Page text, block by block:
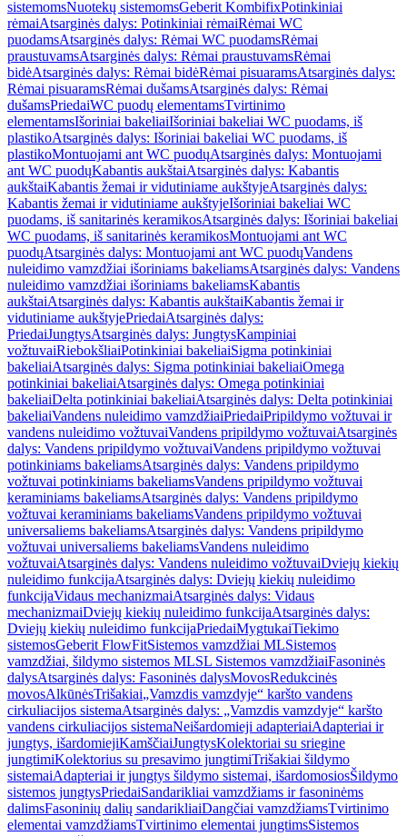
sistemomsNuotekų sistemomsGeberit KombifixPotinkiniai
rėmaiAtsarginės dalys: Potinkiniai rėmaiRėmai WC
puodamsAtsarginės dalys: Rėmai WC puodamsRėmai
praustuvamsAtsarginės dalys: Rėmai praustuvamsRėmai
bidėAtsarginės dalys: Rėmai bidėRėmai pisuaramsAtsarginės dalys:
Rėmai pisuaramsRėmai dušamsAtsarginės dalys: Rėmai
dušamsPriedaiWC puodų elementamsTvirtinimo
elementamsIšoriniai bakeliaiIšoriniai bakeliai WC puodams, iš
plastikoAtsarginės dalys: Išoriniai bakeliai WC puodams, iš
plastikoMontuojami ant WC puodųAtsarginės dalys: Montuojami
ant WC puodųKabantis aukštaiAtsarginės dalys: Kabantis
aukštaiKabantis žemai ir vidutiniame aukštyjeAtsarginės dalys:
Kabantis žemai ir vidutiniame aukštyjeIšoriniai bakeliai WC
puodams, iš sanitarinės keramikosAtsarginės dalys: Išoriniai bakeliai
WC puodams, iš sanitarinės keramikosMontuojami ant WC
puodųAtsarginės dalys: Montuojami ant WC puodųVandens
nuleidimo vamzdžiai išoriniams bakeliamsAtsarginės dalys: Vandens
nuleidimo vamzdžiai išoriniams bakeliamsKabantis
aukštaiAtsarginės dalys: Kabantis aukštaiKabantis žemai ir
vidutiniame aukštyjePriedaiAtsarginės dalys:
PriedaiJungtysAtsarginės dalys: JungtysKampiniai
vožtuvaiRiebokšliaiPotinkiniai bakeliaiSigma potinkiniai
bakeliaiAtsarginės dalys: Sigma potinkiniai bakeliaiOmega
potinkiniai bakeliaiAtsarginės dalys: Omega potinkiniai
bakeliaiDelta potinkiniai bakeliaiAtsarginės dalys: Delta potinkiniai
bakeliaiVandens nuleidimo vamzdžiaiPriedaiPripildymo vožtuvai ir
vandens nuleidimo vožtuvaiVandens pripildymo vožtuvaiAtsarginės
dalys: Vandens pripildymo vožtuvaiVandens pripildymo vožtuvai
potinkiniams bakeliamsAtsarginės dalys: Vandens pripildymo
vožtuvai potinkiniams bakeliamsVandens pripildymo vožtuvai
keraminiams bakeliamsAtsarginės dalys: Vandens pripildymo
vožtuvai keraminiams bakeliamsVandens pripildymo vožtuvai
universaliems bakeliamsAtsarginės dalys: Vandens pripildymo
vožtuvai universaliems bakeliamsVandens nuleidimo
vožtuvaiAtsarginės dalys: Vandens nuleidimo vožtuvaiDviejų kiekių
nuleidimo funkcijaAtsarginės dalys: Dviejų kiekių nuleidimo
funkcijaVidaus mechanizmaiAtsarginės dalys: Vidaus
mechanizmaiDviejų kiekių nuleidimo funkcijaAtsarginės dalys:
Dviejų kiekių nuleidimo funkcijaPriedaiMygtukaiTiekimo
sistemosGeberit FlowFitSistemos vamzdžiai MLSistemos
vamzdžiai, šildymo sistemos MLSL Sistemos vamzdžiaiFasoninės
dalysAtsarginės dalys: Fasoninės dalysMovosRedukcinės
movosAlkūnėsTrišakiai„Vamzdis vamzdyje“ karšto vandens
cirkuliacijos sistemaAtsarginės dalys: „Vamzdis vamzdyje“ karšto
vandens cirkuliacijos sistemaNeišardomieji adapteriaiAdapteriai ir
jungtys, išardomiejiKamščiaiJungtysKolektoriai su sriegine
jungtimiKolektorius su presavimo jungtimiTrišakiai šildymo
sistemaiAdapteriai ir jungtys šildymo sistemai, išardomosiosŠildymo
sistemos jungtysPriedaiSandarikliai vamzdžiams ir fasoninėms
dalimsFasoninių dalių sandarikliaiDangčiai vamzdžiamsTvirtinimo
elementai vamzdžiamsTvirtinimo elementai jungtimsSistemos